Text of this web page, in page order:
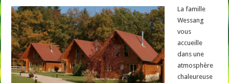
La famille
Wessang
vous
accueille
dans une
atmosphère
chaleureuse